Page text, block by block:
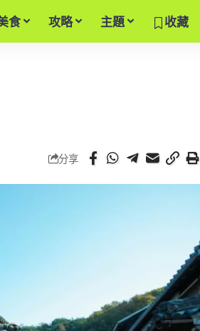
食 攻略 主題 收藏
分享